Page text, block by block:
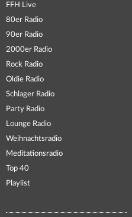
FFH Live
80er Radio
90er Radio
2000er Radio
Rock Radio
Oldie Radio
Schlager Radio
Party Radio
Lounge Radio
Weihnachtsradio
Meditationsradio
Top 40
Playlist